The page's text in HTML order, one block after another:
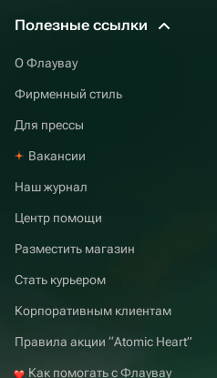
Полезные ссылки
О Флаувау
Фирменный стиль
Для прессы
Вакансии
Наш журнал
Центр помощи
Разместить магазин
Стать курьером
Корпоративным клиентам
Правила акции “Atomic Heart”
Как помогать с Флаувау